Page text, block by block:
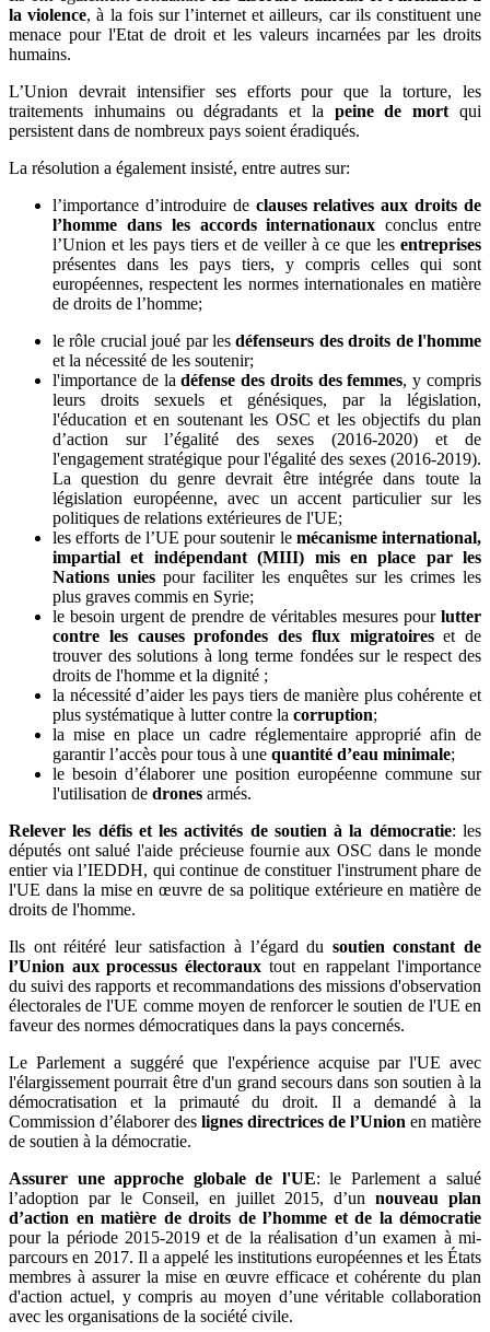
la violence, à la fois sur l’internet et ailleurs, car ils constituent une
menace pour l'Etat de droit et les valeurs incarnées par les droits
humains.
L’Union devrait intensifier ses efforts pour que la torture, les
traitements inhumains ou dégradants et la peine de mort qui
persistent dans de nombreux pays soient éradiqués.
La résolution a également insisté, entre autres sur:
l’importance d’introduire de clauses relatives aux droits de
l’homme dans les accords internationaux conclus entre
l’Union et les pays tiers et de veiller à ce que les entreprises
présentes dans les pays tiers, y compris celles qui sont
européennes, respectent les normes internationales en matière
de droits de l’homme;
le rôle crucial joué par lesdéfenseurs des droits de l'homme
et la nécessité de les soutenir;
l'importance de ladéfense des droits des femmes, y compris
leurs droits sexuels et génésiques, par la législation,
l'éducation et en soutenant les OSC et les objectifs du plan
d’action sur l’égalité des sexes (2016-2020) et de
l'engagement stratégique pour l'égalité des sexes (2016-2019).
La question du genre devrait être intégrée dans toute la
législation européenne, avec un accent particulier sur les
politiques de relations extérieures de l'UE;
les efforts de l’UE pour soutenir le mécanisme international,
impartial et indépendant (MIII) mis en place par les
Nations unies pour faciliter les enquêtes sur les crimes les
plus graves commis en Syrie;
le besoin urgent de prendre de véritables mesures pour lutter
contre les causes profondes des flux migratoireset de
trouver des solutions à long terme fondées sur le respect des
droits de l'homme et la dignité ;
la nécessité d’aider les pays tiers de manière plus cohérente et
plus systématique à lutter contre la corruption;
la mise en place un cadre réglementaire approprié afin de
garantir l’accès pour tous à une quantité d’eau minimale;
le besoin d’élaborer une position européenne commune sur
l'utilisation de drones armés.
Relever les défis et les activités de soutien à la démocratie: les
députés ont salué l'aide précieuse fournie aux OSC dans le monde
entier via l’IEDDH, qui continue de constituer l'instrument phare de
l'UE dans la mise en œuvre de sa politique extérieure en matière de
droits de l'homme.
Ils ont réitéré leur satisfaction à l’égard du soutien constant de
l’Union aux processus électoraux tout en rappelant l'importance
du suivi des rapports et recommandations des missions d'observation
électorales de l'UE comme moyen de renforcer le soutien de l'UE en
faveur des normes démocratiques dans la pays concernés.
Le Parlement a suggéré que l'expérience acquise par l'UE avec
l'élargissement pourrait être d'un grand secours dans son soutien à la
démocratisation et la primauté du droit. Il a demandé à la
Commission d’élaborer des lignes directrices de l’Union en matière
de soutien à la démocratie.
Assurer une approche globale de l'UE: le Parlement a salué
l’adoption par le Conseil, en juillet 2015, d’un nouveau plan
d’action en matière de droits de l’homme et de la démocratie
pour la période 2015-2019 et de la réalisation d’un examen à mi-
parcours en 2017. Il a appelé les institutions européennes et les États
membres à assurer la mise en œuvre efficace et cohérente du plan
d'action actuel, y compris au moyen d’une véritable collaboration
avec les organisations de la société civile.